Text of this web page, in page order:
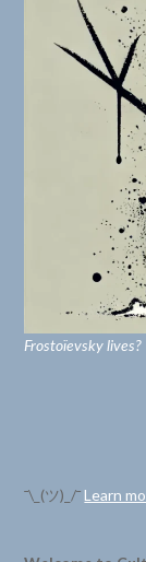
Frostoïevsky lives?
¯\_(ツ)_/¯Learn